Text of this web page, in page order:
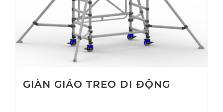
GIÀN GIÁO TREO DI ĐỘNG